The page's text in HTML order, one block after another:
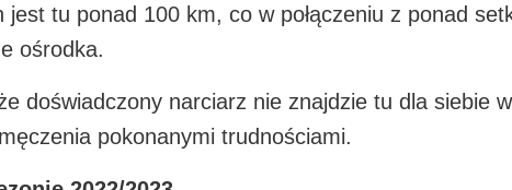
jest tu ponad 100 km, co w połączeniu z ponad
ośrodka.
doświadczony narciarz nie znajdzie tu dla siebie
pokonanymi trudnościami.